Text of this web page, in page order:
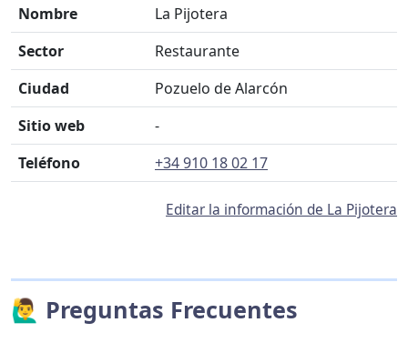
Nombre
La Pijotera
Sector
Restaurante
Ciudad
Pozuelo de Alarcón
Sitio web
-
Teléfono
+34 910 18 02 17
Editar la información de La Pijotera
🙋‍♂️ Preguntas Frecuentes